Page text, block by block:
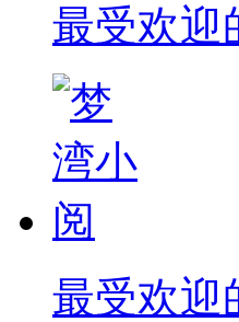
最受欢迎
最受欢迎